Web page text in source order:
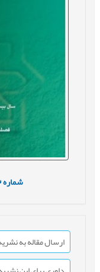
شماره2
ارسال مقاله به نشریه